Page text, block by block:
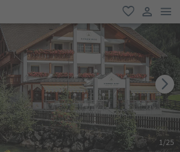
favoriti
user link
1/25